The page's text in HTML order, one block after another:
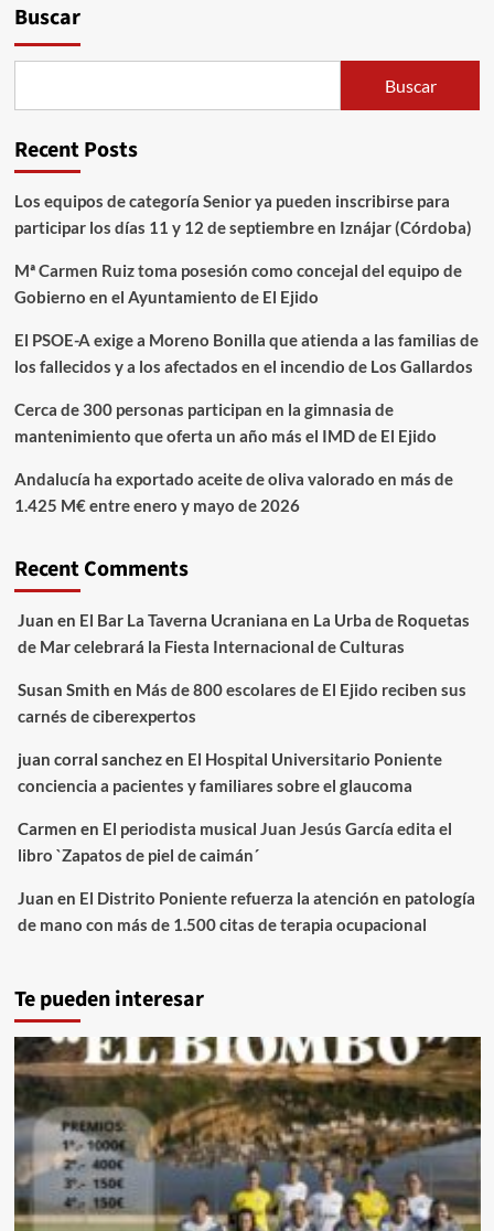
Buscar
Buscar
Recent Posts
Los equipos de categoría Senior ya pueden inscribirse para
participar los días 11 y 12 de septiembre en Iznájar (Córdoba)
Mª Carmen Ruiz toma posesión como concejal del equipo de
Gobierno en el Ayuntamiento de El Ejido
El PSOE-A exige a Moreno Bonilla que atienda a las familias de
los fallecidos y a los afectados en el incendio de Los Gallardos
Cerca de 300 personas participan en la gimnasia de
mantenimiento que oferta un año más el IMD de El Ejido
Andalucía ha exportado aceite de oliva valorado en más de
1.425 M€ entre enero y mayo de 2026
Recent Comments
Juan en El Bar La Taverna Ucraniana en La Urba de Roquetas
de Mar celebrará la Fiesta Internacional de Culturas
Susan Smith en Más de 800 escolares de El Ejido reciben sus
carnés de ciberexpertos
juan corral sanchezen El Hospital Universitario Poniente
conciencia a pacientes y familiares sobre el glaucoma
Carmen en El periodista musical Juan Jesús García edita el
libro `Zapatos de piel de caimán´
Juan en El Distrito Poniente refuerza la atención en patología
de mano con más de 1.500 citas de terapia ocupacional
Te pueden interesar